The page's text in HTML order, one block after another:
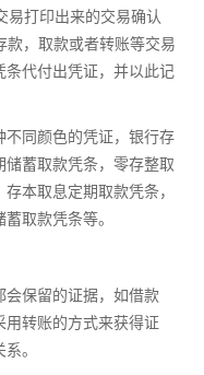
易打印出来的交易确认
，取款或者转账等交易
代付出凭证，并以此记
同颜色的凭证，银行存
蓄取款凭条，零存整取
本取息定期取款凭条，
取款凭条等。
保留的证据，如借款
转账的方式来获得证
。